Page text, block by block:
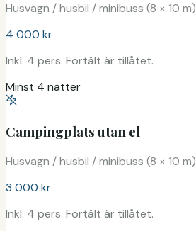
Husvagn / husbil / minibuss (8 × 10 m)
4 000 kr
Inkl. 4 pers. Förtält är tillåtet.
Minst 4 nätter
Campingplats utan el
Husvagn / husbil / minibuss (8 × 10 m)
3 000 kr
Inkl. 4 pers. Förtält är tillåtet.